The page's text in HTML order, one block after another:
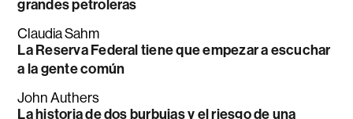
grandes petroleras
Claudia Sahm
La Reserva Federal tiene que empezar a escuchar
a la gente común
John Authers
La historia de dos burbujas y el riesgo de una